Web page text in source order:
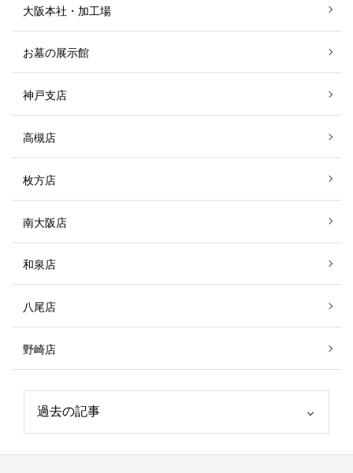
大阪本社・加工場
お墓の展示館
神戸支店
高槻店
枚方店
南大阪店
和泉店
八尾店
野崎店